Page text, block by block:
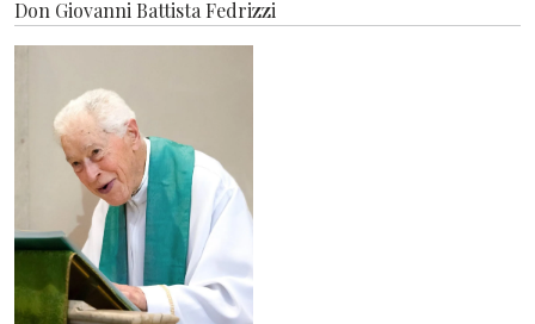
Don Giovanni Battista Fedrizzi